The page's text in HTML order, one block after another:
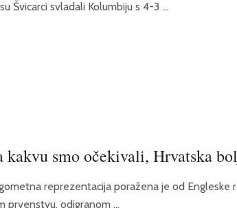
Švicarci svladali Kolumbiju s 4-3 ...
kakvu smo očekivali, Hrvatska
reprezentacija poražena je od Engleske
prvenstvu, odigranom ...